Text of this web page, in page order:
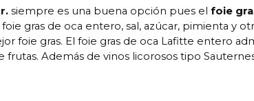
siempre es una buena opción pues el foie
gras de oca entero, sal, azúcar, pimienta y
foie gras. El foie gras de oca Lafitte entero
Además de vinos licorosos tipo